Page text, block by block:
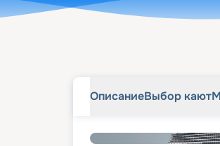
ОписаниеВыбор кают